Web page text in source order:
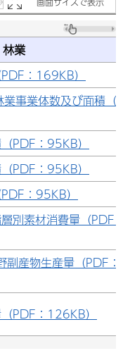
業
：169KB）
事業体数及び面積（
PDF：95KB）
PDF：95KB）
：95KB）
別素材消費量（PDF
副産物生産量（PDF：
PDF：126KB）